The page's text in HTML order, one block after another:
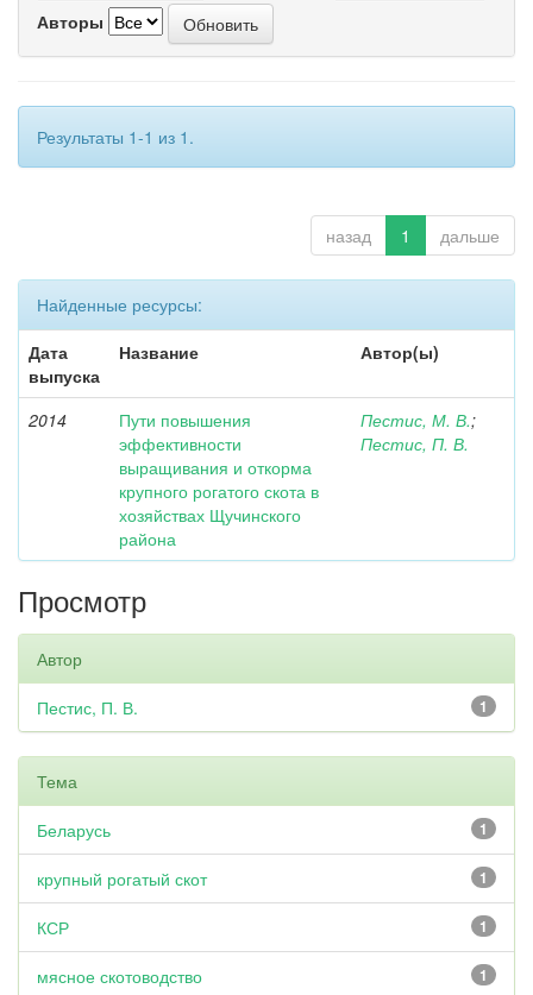
Авторы
Результаты 1-1 из 1.
назад 1 дальше
Найденные ресурсы:
Дата
выпуска
Название Автор(ы)
2014
Пути повышения
эффективности
выращивания и откорма
крупного рогатого скота в
хозяйствах Щучинского
района
Пестис, М. В.;
Пестис, П. В.
Просмотр
Автор
1
Пестис, П. В.
Тема
1
Беларусь
1
крупный рогатый скот
1
КСР
1
мясное скотоводство